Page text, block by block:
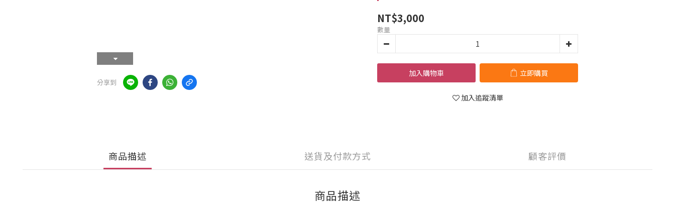
分享到
NT$3,000
數量
加入購物車 立即購買
加入追蹤清單
商品描述 送貨及付款方式 顧客評價
商品描述